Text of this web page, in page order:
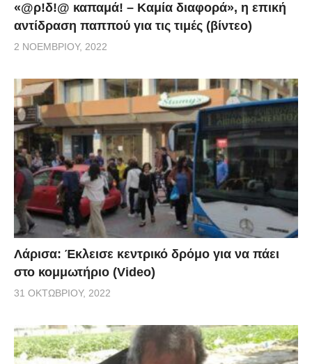
«@ρ!δ!@ καπαμά! – Καμία διαφορά», η επική
αντίδραση παππού για τις τιμές (βίντεο)
2 ΝΟΕΜΒΡΊΟΥ, 2022
Λάρισα: Έκλεισε κεντρικό δρόμο για να πάει
στο κομμωτήριο (Video)
31 ΟΚΤΩΒΡΊΟΥ, 2022